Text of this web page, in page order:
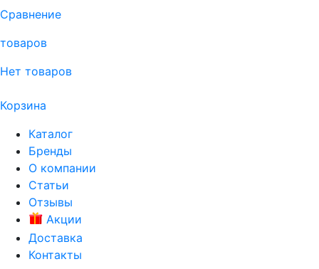
Сравнение
товаров
Нет товаров
Корзина
Каталог
Бренды
О компании
Статьи
Отзывы
Акции
Доставка
Контакты